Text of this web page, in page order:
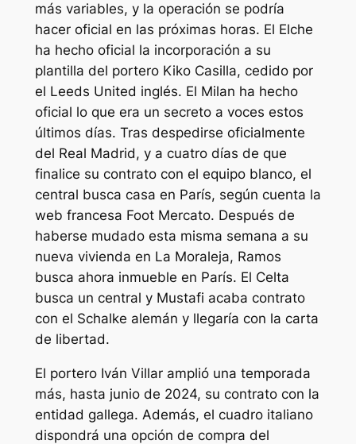
más variables, y la operación se podría
hacer oficial en las próximas horas. El Elche
ha hecho oficial la incorporación a su
plantilla del portero Kiko Casilla, cedido por
el Leeds United inglés. El Milan ha hecho
oficial lo que era un secreto a voces estos
últimos días. Tras despedirse oficialmente
del Real Madrid, y a cuatro días de que
finalice su contrato con el equipo blanco, el
central busca casa en París, según cuenta la
web francesa Foot Mercato. Después de
haberse mudado esta misma semana a su
nueva vivienda en La Moraleja, Ramos
busca ahora inmueble en París. El Celta
busca un central y Mustafi acaba contrato
con el Schalke alemán y llegaría con la carta
de libertad.
El portero Iván Villar amplió una temporada
más, hasta junio de 2024, su contrato con la
entidad gallega. Además, el cuadro italiano
dispondrá una opción de compra del